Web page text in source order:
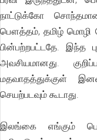
நாட்டுக்கோ
பௌத்தம், தமிழ் மொழி
பின்பற்றபட்டதே. இந்த
அவசியமானது.
மதவாதத்துக்குள்
செயற்படவும் கூடாது.
இலங்கை எங்கும்